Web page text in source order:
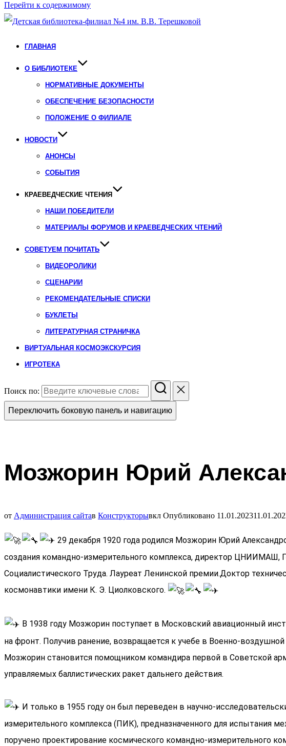
Перейти к содержимому
ГЛАВНАЯ
О БИБЛИОТЕКЕ
НОРМАТИВНЫЕ ДОКУМЕНТЫ
ОБЕСПЕЧЕНИЕ БЕЗОПАСНОСТИ
ПОЛОЖЕНИЕ О ФИЛИАЛЕ
НОВОСТИ
АНОНСЫ
СОБЫТИЯ
КРАЕВЕДЧЕСКИЕ ЧТЕНИЯ
НАШИ ПОБЕДИТЕЛИ
МАТЕРИАЛЫ ФОРУМОВ И КРАЕВЕДЧЕСКИХ ЧТЕНИЙ
СОВЕТУЕМ ПОЧИТАТЬ
ВИДЕОРОЛИКИ
СЦЕНАРИИ
РЕКОМЕНДАТЕЛЬНЫЕ СПИСКИ
БУКЛЕТЫ
ЛИТЕРАТУРНАЯ СТРАНИЧКА
ВИРТУАЛЬНАЯ КОСМОЭКСКУРСИЯ
ИГРОТЕКА
Поиск по:
Переключить боковую панель и навигацию
Мозжорин Юрий
от Администрация сайтав Конструкторывкл Опубликовано 11.01.2023
29 декабря 1920 года родился Мозжорин Юрий
создания командно-измерительного комплекса, директор ЦНИИМАШ,
Социалистического Труда. Лауреат Ленинской премии.Доктор
космонавтики имени К. Э. Циолковского.
В 1938 году Мозжорин поступает в Московский авиационный
на фронт. Получив ранение, возвращается к учебе в Военно-
Мозжорин становится помощником командира первой в Советской
управляемых баллистических ракет дальнего действия.
И только в 1955 году он был переведен в научно-
измерительного комплекса (ПИК), предназначенного для
поручено проектирование космического командно-измерительного